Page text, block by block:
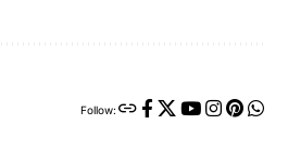
Follow: